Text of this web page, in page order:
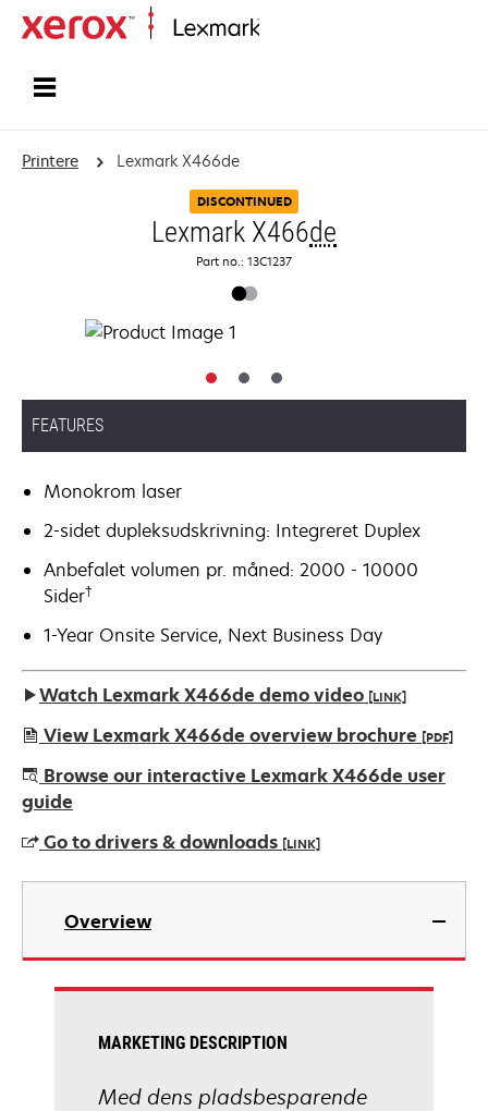
Printere Lexmark X466de
DISCONTINUED
Lexmark X466de
Part no.: 13C1237
FEATURES
Monokrom laser
2-sidet dupleksudskrivning: Integreret Duplex
Anbefalet volumen pr. måned: 2000 - 10000
Sider†
1-Year Onsite Service, Next Business Day
Watch Lexmark X466de demo video [LINK]
View Lexmark X466de overview brochure [PDF]
opens
in
new
tab
Browse our interactive Lexmark X466de user
guide
Go to drivers & downloads [LINK]
opens
new
Overview
MARKETING DESCRIPTION
Med dens pladsbesparende